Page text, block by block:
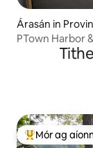
Árasán in
PTown Harbor
An-mhór ag
Mór ag